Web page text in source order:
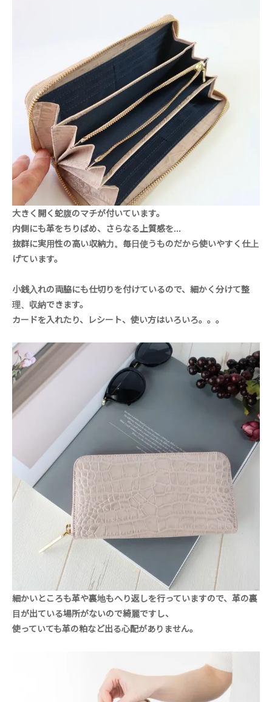
大きく開く蛇腹のマチが付いています。
内側にも革をちりばめ、さらなる上質感を...
抜群に実用性の高い収納力。毎日使うものだから使いやすく仕上
げています。
小銭入れの両脇にも仕切りを付けているので、細かく分けて整
理、収納できます。
カードを入れたり、レシート、使い方はいろいろ。。。
細かいところも革や裏地もへり返しを行っていますので、革の裏
目が出ている場所がないので綺麗ですし、
使っていても革の粕など出る心配がありません。